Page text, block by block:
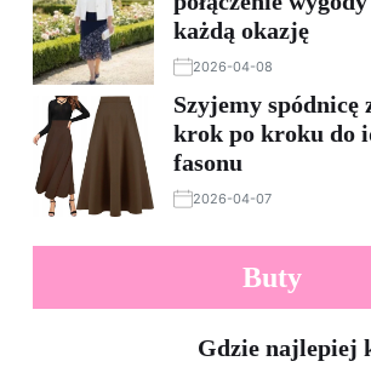
każdą okazję
2026-04-08
Szyjemy spódnicę
krok po kroku do
fasonu
2026-04-07
Buty
Gdzie najlepiej